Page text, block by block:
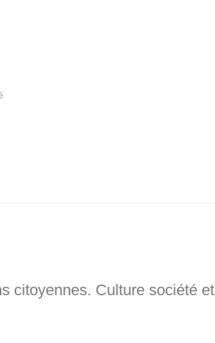
citoyennes. Culture société et